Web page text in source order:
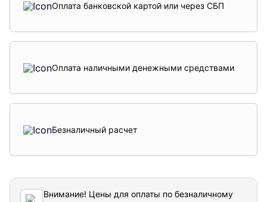
Оплата банковской картой или через СБП
Оплата наличными денежными средствами
Безналичный расчет
Внимание! Цены для оплаты по безналичному